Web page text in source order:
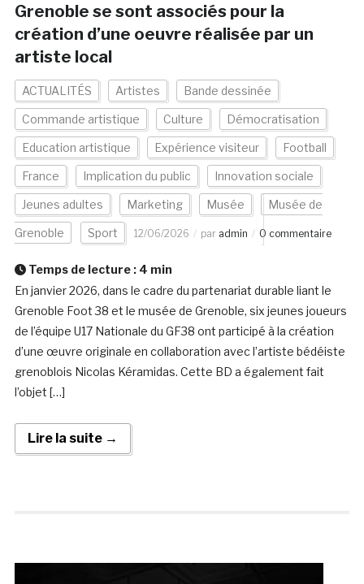
Grenoble se sont associés pour la
création d’une oeuvre réalisée par un
artiste local
ACTUALITÉS Artistes Bande dessinée
Commande artistique Culture Démocratisation
Education artistique Expérience visiteur Football
France Implication du public Innovation sociale
Jeunes adultes Marketing Musée Musée de
Grenoble Sport 12/06/2026 par admin 0 commentaire
Temps de lecture : 4 min
En janvier 2026, dans le cadre du partenariat durable liant le
Grenoble Foot 38 et le musée de Grenoble, six jeunes joueurs
de l’équipe U17 Nationale du GF38 ont participé à la création
d’une œuvre originale en collaboration avec l’artiste bédéiste
grenoblois Nicolas Kéramidas. Cette BD a également fait
l’objet […]
Lire la suite →